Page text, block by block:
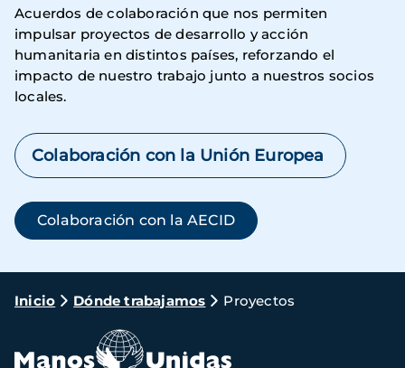
Acuerdos de colaboración que nos permiten
impulsar proyectos de desarrollo y acción
humanitaria en distintos países, reforzando el
impacto de nuestro trabajo junto a nuestros socios
locales.
Colaboración con la Unión Europea
Colaboración con la AECID
Ruta
navegación
Inicio Dónde trabajamos Proyectos